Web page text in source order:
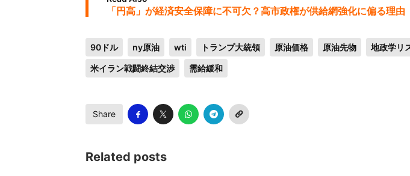
「円高」が経済安全保障に不可欠？高市政権が供給網強化に偏る理由
90ドル ny原油 wti トランプ大統領 原油価格 原油先物 地政学リ
米イラン戦闘終結交渉 需給緩和
Share
Related posts